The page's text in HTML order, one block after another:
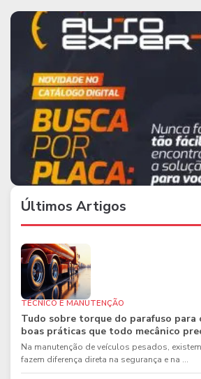
Últimos Artigos
TÉCNICO E MANUTENÇÃO
Tudo sobre torque do parafuso para
boas práticas que todo mecânico
Na manutenção de veículos pesados,
fazem diferença direta na segurança e na ...